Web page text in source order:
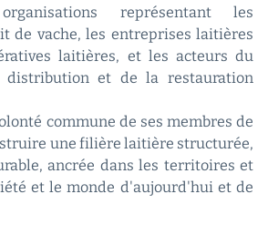
représentant les
de vache, les entreprises laitières
laitières, et les acteurs du
distribution et de la restauration
commune de ses membres de
une filière laitière structurée,
ancrée dans les territoires et
et le monde d'aujourd'hui et de